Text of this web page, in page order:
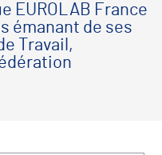
EUROLAB France
émanant de ses
Travail,